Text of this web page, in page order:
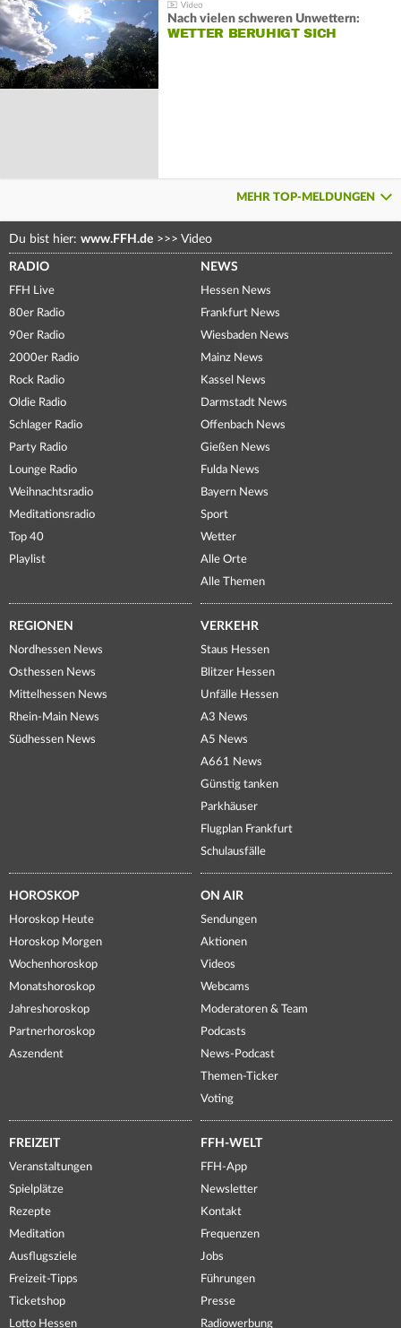
Nach vielen schweren Unwettern:
WETTER BERUHIGT SICH
MEHR TOP-MELDUNGEN
Du bist hier: www.FFH.de >>> Video
RADIO
FFH Live
80er Radio
90er Radio
2000er Radio
Rock Radio
Oldie Radio
Schlager Radio
Party Radio
Lounge Radio
Weihnachtsradio
Meditationsradio
Top 40
Playlist
NEWS
Hessen News
Frankfurt News
Wiesbaden News
Mainz News
Kassel News
Darmstadt News
Offenbach News
Gießen News
Fulda News
Bayern News
Sport
Wetter
Alle Orte
Alle Themen
REGIONEN
Nordhessen News
Osthessen News
Mittelhessen News
Rhein-Main News
Südhessen News
VERKEHR
Staus Hessen
Blitzer Hessen
Unfälle Hessen
A3 News
A5 News
A661 News
Günstig tanken
Parkhäuser
Flugplan Frankfurt
Schulausfälle
HOROSKOP
Horoskop Heute
Horoskop Morgen
Wochenhoroskop
Monatshoroskop
Jahreshoroskop
Partnerhoroskop
Aszendent
ON AIR
Sendungen
Aktionen
Videos
Webcams
Moderatoren & Team
Podcasts
News-Podcast
Themen-Ticker
Voting
FREIZEIT
Veranstaltungen
Spielplätze
Rezepte
Meditation
Ausflugsziele
Freizeit-Tipps
Ticketshop
Lotto Hessen
FFH-WELT
FFH-App
Newsletter
Kontakt
Frequenzen
Jobs
Führungen
Presse
Radiowerbung